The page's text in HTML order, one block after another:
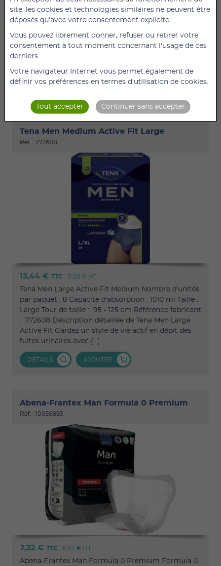
13,44 €
Tena Men Medium Active Fit Medium Nombre
ml Taille : Medium Tour de taille : 75 - 100 cm
Référence fabricant : 772509 Description détaillée
de Tena Men Medium Active Fit Gardez un style de
vie actif en dépit des fuites urinaires (...)
Tena Men Medium Active Fit Large
Réf. : 772608
13,44 € TTC 11,20 € HT
Tena Men Large Active Fit Medium Nombre d'unités
par paquet : 8 Capacité d'absorption : 1010 ml Taille :
Large Tour de taille : 95 - 125 cm Référence fabricant
: 772608 Description détaillée de Tena Men Large
Active Fit Gardez un style de vie actif en dépit des
fuites urinaires avec (...)
DÉTAILS AJOUTER
Abena-Frantex Man Formula 0 Premium
Réf. : 10056893
7,22 € TTC 6,02 € HT
Abena-Frantex Man Formula 0 Premium Formula 0
site, les cookies et technologies similaires ne peuvent être
déposés qu'avec votre consentement explicite.
Vous pouvez librement donner, refuser ou retirer votre
consentement à tout moment concernant l'usage de ces
derniers.
Votre navigateur Internet vous permet également de
définir vos préférences en termes d'utilisation de cookies.
Tout accepter Continuer sans accepter